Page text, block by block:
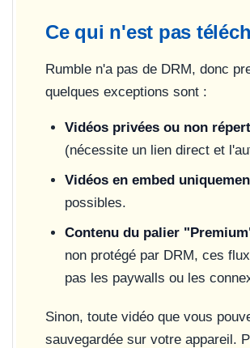
Ce qui n'est pas
Rumble n'a pas de DRM, donc
quelques exceptions sont :
Vidéos privées ou non
(nécessite un lien direct et
Vidéos en embed
possibles.
Contenu du palier
non protégé par DRM, ces
pas les paywalls ou les
Sinon, toute vidéo que vous
sauvegardée sur votre appareil.